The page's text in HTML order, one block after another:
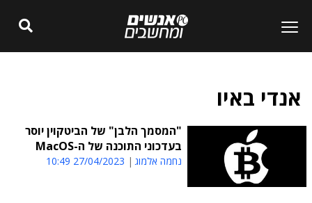
אנדי באיו
"המסמך הלבן" של הביטקוין יוסר
בעדכוני התוכנה של ה-MacOS
נחמה אלמוג 27/04/2023 10:49